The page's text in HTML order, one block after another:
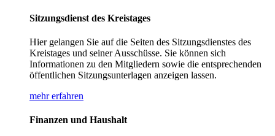
Sitzungsdienst des Kreistages
Hier gelangen Sie auf die Seiten des Sitzungsdienstes des
Kreistages und seiner Ausschüsse. Sie können sich
Informationen zu den Mitgliedern sowie die entsprechenden
öffentlichen Sitzungsunterlagen anzeigen lassen.
mehr erfahren
Finanzen und Haushalt